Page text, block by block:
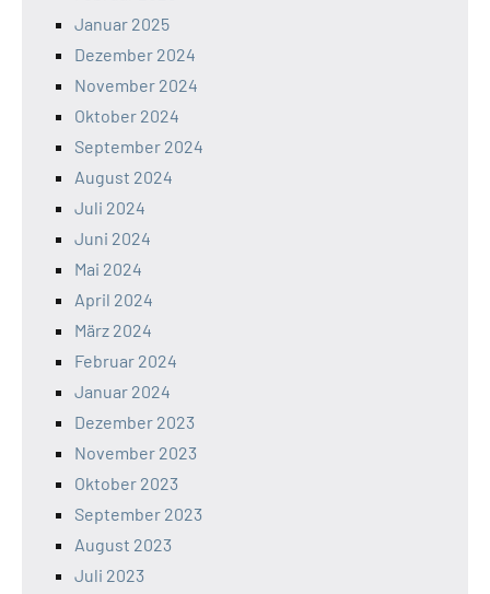
Januar 2025
Dezember 2024
November 2024
Oktober 2024
September 2024
August 2024
Juli 2024
Juni 2024
Mai 2024
April 2024
März 2024
Februar 2024
Januar 2024
Dezember 2023
November 2023
Oktober 2023
September 2023
August 2023
Juli 2023